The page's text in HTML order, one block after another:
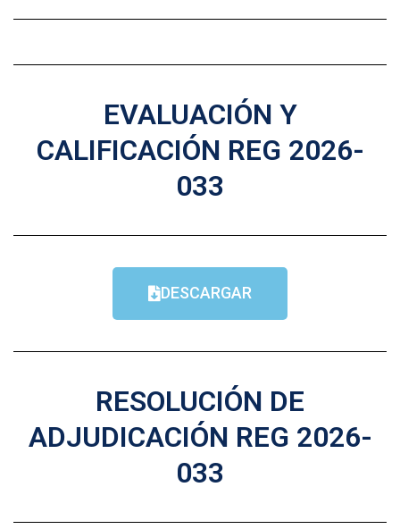
EVALUACIÓN Y
CALIFICACIÓN REG 2026-
033
DESCARGAR
RESOLUCIÓN DE
ADJUDICACIÓN REG 2026-
033